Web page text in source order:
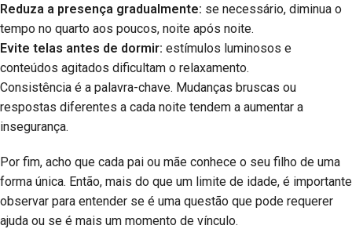
Reduza a presença gradualmente: se necessário, diminua o
tempo no quarto aos poucos, noite após noite.
Evite telas antes de dormir: estímulos luminosos e
conteúdos agitados dificultam o relaxamento.
Consistência é a palavra-chave. Mudanças bruscas ou
respostas diferentes a cada noite tendem a aumentar a
insegurança.
Por fim, acho que cada pai ou mãe conhece o seu filho de uma
forma única. Então, mais do que um limite de idade, é importante
observar para entender se é uma questão que pode requerer
ajuda ou se é mais um momento de vínculo.